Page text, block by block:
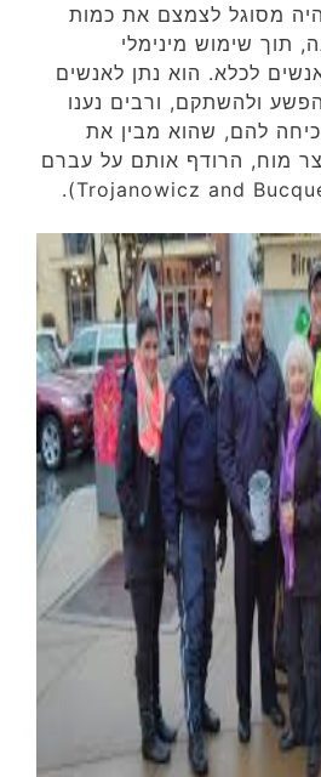
מסוגל לצמצם את כמות
תוך שימוש מינימלי
לכלא. הוא נתן לאנשים
ולהשתקם, ורבים נענו
להם, שהוא מבין את
צר מוח, הרודף אותם על עברם